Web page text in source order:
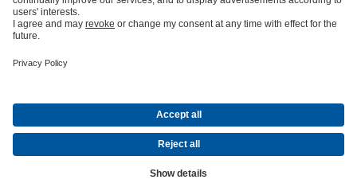
ŞirketEtkinliklerHaberlerKariyerSosyal Medya
Sorumluluk reddiKünyeGenel Ticari